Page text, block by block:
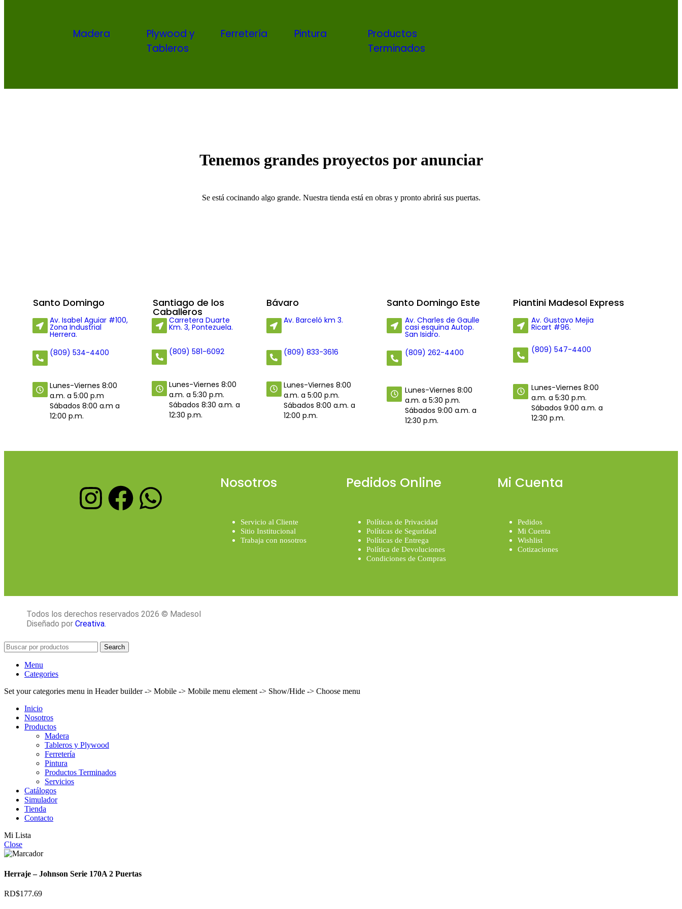
Madera
Plywood y
Tableros
Ferretería Pintura
Productos
Terminados
Tenemos grandes proyectos por anunciar
Se está cocinando algo grande. Nuestra tienda está en obras y pronto abrirá sus puertas.
Santo Domingo
Av. Isabel Aguiar #100,
Zona Industrial
Herrera.
(809) 534-4400
Lunes-Viernes 8:00
a.m. a 5:00 p.m
Sábados 8:00 a.m a
12:00 p.m.
Santiago de los
Caballeros
Carretera Duarte
Km. 3, Pontezuela.
(809) 581-6092
Lunes-Viernes 8:00
a.m. a 5:30 p.m.
Sábados 8:30 a.m. a
12:30 p.m.
Bávaro
Av. Barceló km 3.
(809) 833-3616
Lunes-Viernes 8:00
a.m. a 5:00 p.m.
Sábados 8:00 a.m. a
12:00 p.m.
Santo Domingo Este
Av. Charles de Gaulle
casi esquina Autop.
San Isidro.
(809) 262-4400
Lunes-Viernes 8:00
a.m. a 5:30 p.m.
Sábados 9:00 a.m. a
12:30 p.m.
Piantini Madesol Express
Av. Gustavo Mejia
Ricart #96.
(809) 547-4400
Lunes-Viernes 8:00
a.m. a 5:30 p.m.
Sábados 9:00 a.m. a
12:30 p.m.
Nosotros
Servicio al Cliente
Sitio Institucional
Trabaja con nosotros
Pedidos Online
Políticas de Privacidad
Políticas de Seguridad
Políticas de Entrega
Política de Devoluciones
Condiciones de Compras
Mi Cuenta
Pedidos
Mi Cuenta
Wishlist
Cotizaciones
Todos los derechos reservados 2026 © Madesol
Diseñado por Creativa.
Search
Menu
Categories
Set your categories menu in Header builder -> Mobile -> Mobile menu element -> Show/Hide -> Choose menu
Inicio
Nosotros
Productos
Madera
Tableros y Plywood
Ferretería
Pintura
Productos Terminados
Servicios
Catálogos
Simulador
Tienda
Contacto
Mi Lista
Close
Herraje – Johnson Serie 170A 2 Puertas
RD$177.69